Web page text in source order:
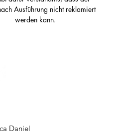
Ausführung nicht reklamiert
werden kann.
Daniel